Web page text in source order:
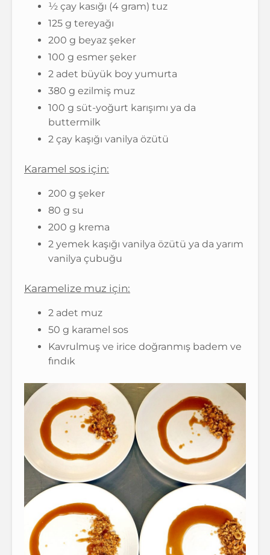
½ çay kasığı (4 gram) tuz
125 g tereyağı
200 g beyaz şeker
100 g esmer şeker
2 adet büyük boy yumurta
380 g ezilmiş muz
100 g süt-yoğurt karışımı ya da
buttermilk
2 çay kaşığı vanilya özütü
Karamel sos için:
200 g şeker
80 g su
200 g krema
2 yemek kaşığı vanilya özütü ya da yarım
vanilya çubuğu
Karamelize muz için:
2 adet muz
50 g karamel sos
Kavrulmuş ve irice doğranmış badem ve
fındık